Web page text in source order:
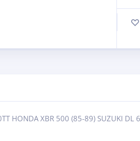
HONDA XBR 500 (85-89) SUZUKI